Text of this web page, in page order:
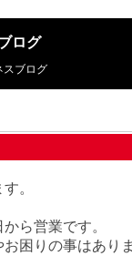
ログ
スブログ
。
ら営業です。
困りの事はあり